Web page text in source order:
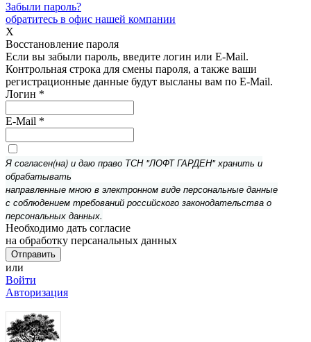
Забыли пароль?
обратитесь в офис нашей компании
X
Восстановление пароля
Если вы забыли пароль, введите логин или E-Mail.
Контрольная строка для смены пароля, а также ваши
регистрационные данные будут высланы вам по E-Mail.
Логин *
E-Mail *
Я согласен(на) и даю право ТСН "ЛОФТ ГАРДЕН" хранить и
обрабатывать
направленные мною в электронном виде персональные данные
с соблюдением требований российского законодательства о
персональных данных.
Необходимо дать согласие
на обработку персанальных данных
или
Войти
Авторизация